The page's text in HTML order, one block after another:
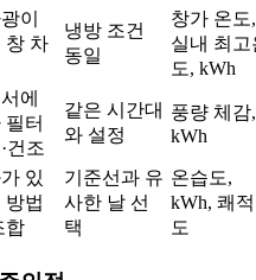
이
창 차
냉방 조건
동일
창가 온도,
실내 최고
도, kWh
에
필터
건조
같은 시간대
와 설정
풍량 체감,
kWh
있
방법
합
기준선과 유
사한 날 선
택
온습도,
kWh, 쾌적
도